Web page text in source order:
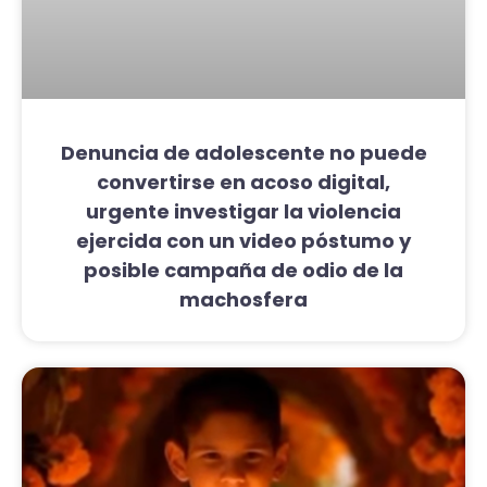
Denuncia de adolescente no puede
convertirse en acoso digital,
urgente investigar la violencia
ejercida con un video póstumo y
posible campaña de odio de la
machosfera